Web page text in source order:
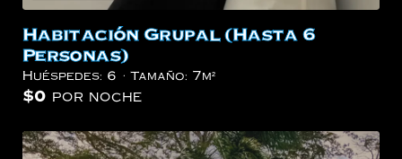
Habitación Grupal (Hasta 6
Personas)
Huéspedes: 6 Tamaño: 7m²
$0 por noche